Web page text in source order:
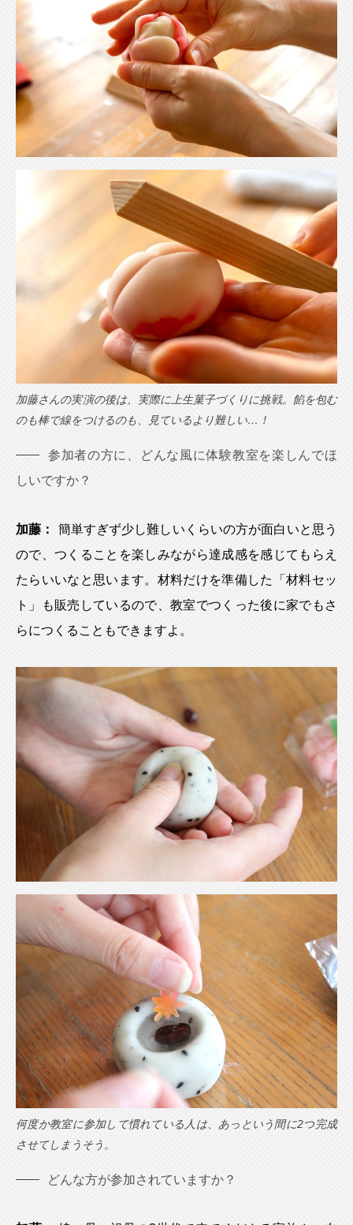
加藤さんの実演の後は、実際に上生菓子づくりに挑戦。餡を包む
のも棒で線をつけるのも、見ているより難しい…！
参加者の方に、どんな風に体験教室を楽しんでほ
しいですか？
加藤：
簡単すぎず少し難しいくらいの方が面白いと思う
ので、つくることを楽しみながら達成感を感じてもらえ
たらいいなと思います。材料だけを準備した「材料セッ
ト」も販売しているので、教室でつくった後に家でもさ
らにつくることもできますよ。
何度か教室に参加して慣れている人は、あっという間に2つ完成
させてしまうそう。
どんな方が参加されていますか？